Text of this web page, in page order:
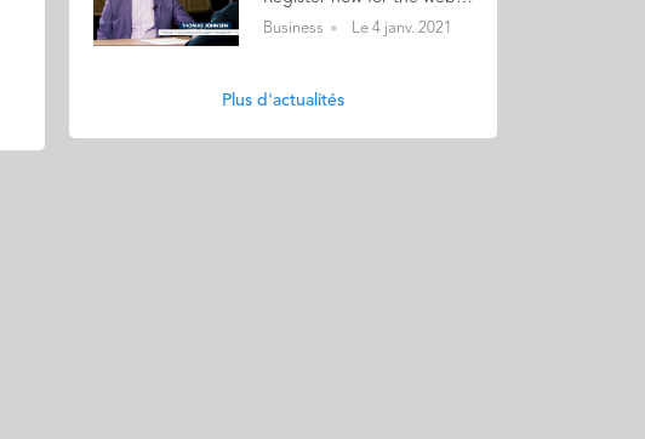
Business Le 4 janv. 2021
Plus d'actualités